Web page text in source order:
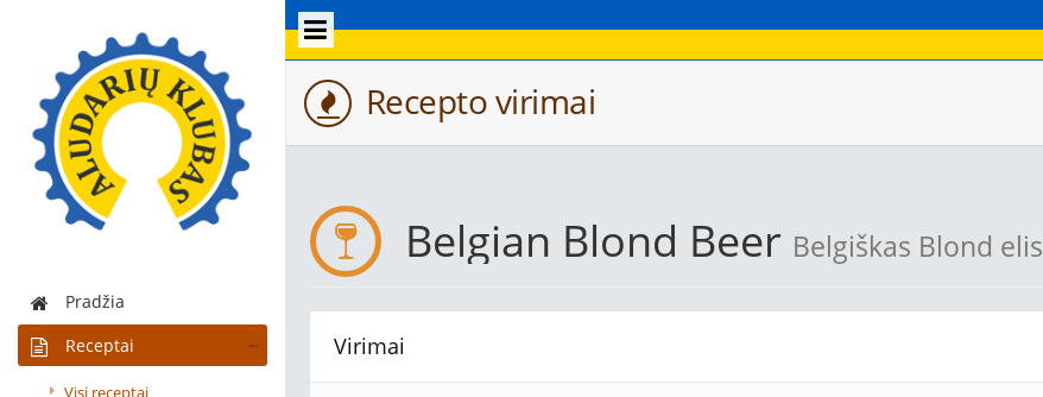
Pradžia
Receptai
Visi receptai
Recepto virimai
Belgian Blond Beer Belgiškas Blond elis
Virimai